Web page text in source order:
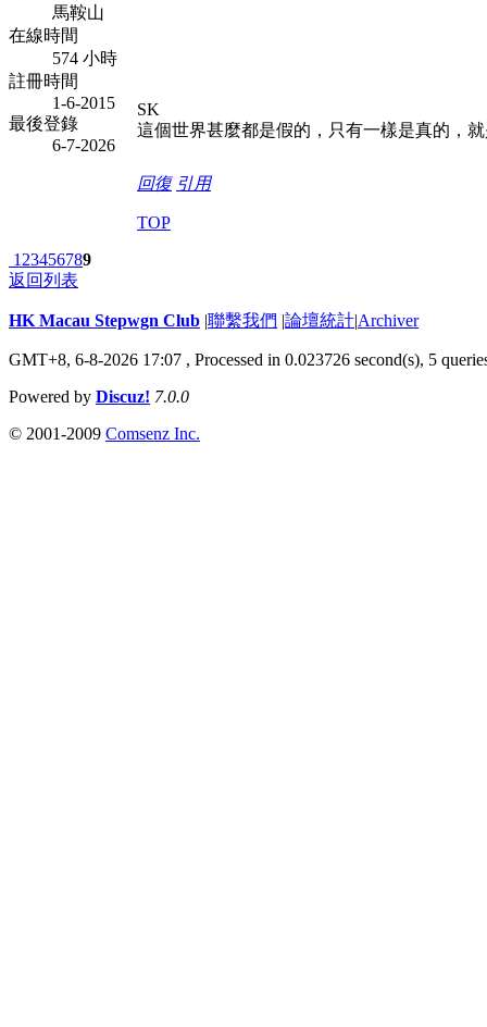
馬鞍山
在線時間
574 小時
註冊時間
1-6-2015
最後登錄
6-7-2026
SK
這個世界甚麼都是假的，只有一樣是真的，
回復 引用
TOP
1 23456789
返回列表
HK Macau Stepwgn Club |聯繫我們 |論壇統計|Archiver
GMT+8, 6-8-2026 17:07 , Processed in 0.023726 second(s), 5
Powered by Discuz! 7.0.0
© 2001-2009 Comsenz Inc.